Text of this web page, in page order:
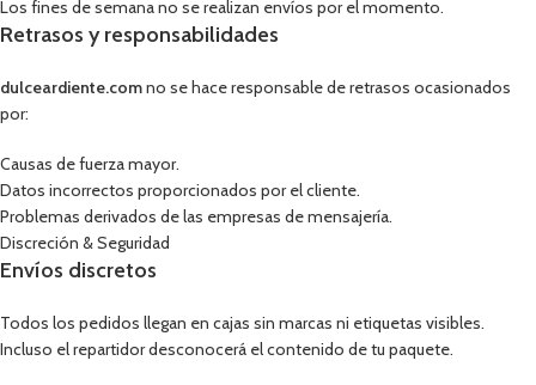
Los fines de semana no se realizan envíos por el momento.
Retrasos y responsabilidades
dulceardiente.comno se hace responsable de retrasos ocasionados
por:
Causas de fuerza mayor.
Datos incorrectos proporcionados por el cliente.
Problemas derivados de las empresas de mensajería.
Discreción & Seguridad
Envíos discretos
Todos los pedidos llegan en cajas sin marcas ni etiquetas visibles.
Incluso el repartidor desconocerá el contenido de tu paquete.